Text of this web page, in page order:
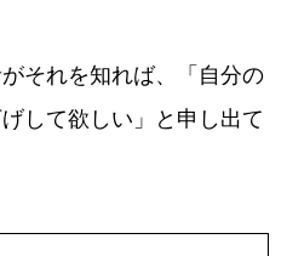
それを知れば、「自分の
して欲しい」と申し出て